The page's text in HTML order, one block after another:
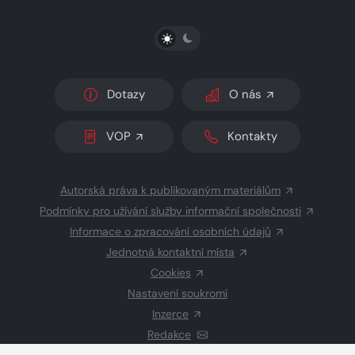
PŘEPNOUT SVĚTLÝ/TMAVÝ REŽIM
Dotazy O nás
VOP Kontakty
Autorská práva k publikovaným materiálům
Podmínky pro užívání služby informační společnosti
Informace o zpracování osobních údajů
Jednotná kontaktní místa
Cookies
Nastavení soukromí
Inzerce
Redakce